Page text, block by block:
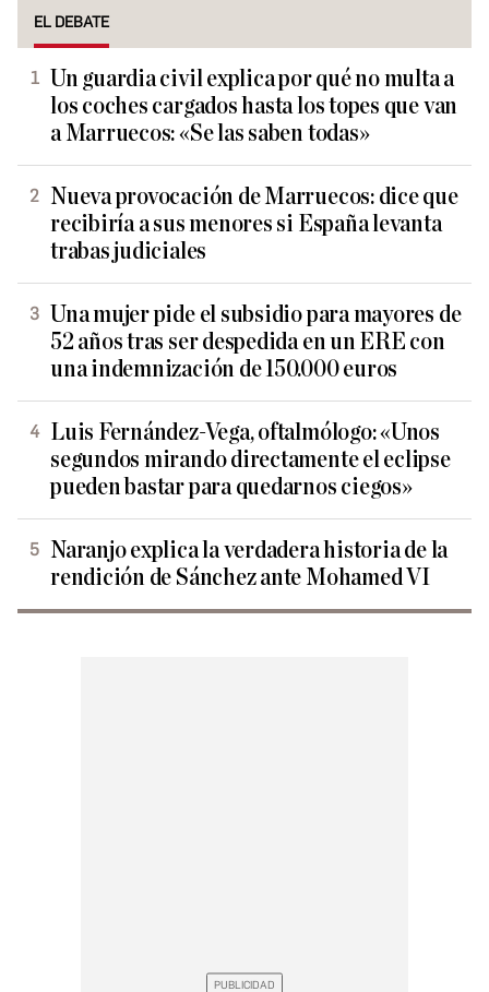
EL DEBATE
Un guardia civil explica por qué no multa a
los coches cargados hasta los topes que van
a Marruecos: «Se las saben todas»
Nueva provocación de Marruecos: dice que
recibiría a sus menores si España levanta
trabas judiciales
Una mujer pide el subsidio para mayores de
52 años tras ser despedida en un ERE con
una indemnización de 150.000 euros
Luis Fernández-Vega, oftalmólogo: «Unos
segundos mirando directamente el eclipse
pueden bastar para quedarnos ciegos»
Naranjo explica la verdadera historia de la
rendición de Sánchez ante Mohamed VI